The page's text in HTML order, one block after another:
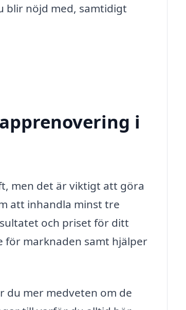
blir nöjd med, samtidigt
i
men det är viktigt att göra
att inhandla minst tre
och priset för ditt
för marknaden samt hjälper
mer medveten om de